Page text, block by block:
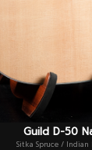
Guild D-50
Sitka Spruce / Indian